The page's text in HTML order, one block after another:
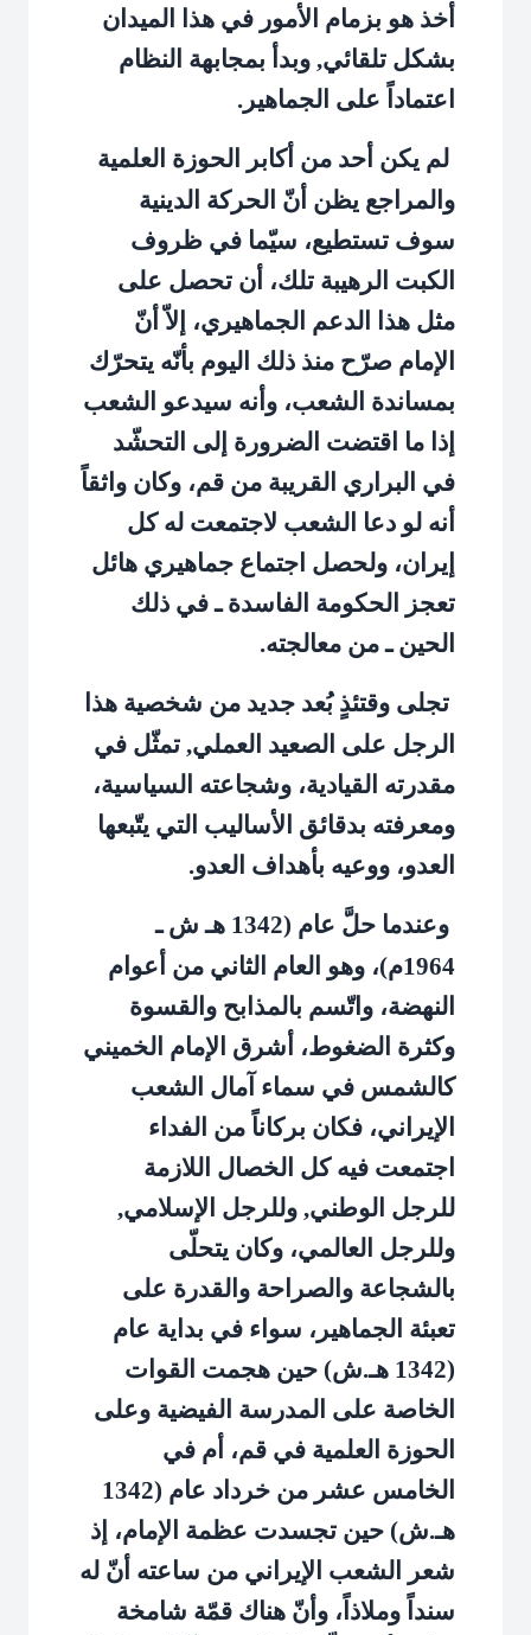
أخذ هو بزمام الأمور في هذا الميدان
بشكل تلقائي, وبدأ بمجابهة النظام
اعتماداً على الجماهير.
لم يكن أحد من أكابر الحوزة العلمية
والمراجع يظن أنّ الحركة الدينية
سوف تستطيع، سيّما في ظروف
الكبت الرهيبة تلك، أن تحصل على
مثل هذا الدعم الجماهيري، إلاّ أنّ
الإمام صرّح منذ ذلك اليوم بأنّه يتحرّك
بمساندة الشعب، وأنه سيدعو الشعب
إذا ما اقتضت الضرورة إلى التحشّد
في البراري القريبة من قم، وكان واثقاً
أنه لو دعا الشعب لاجتمعت له كل
إيران، ولحصل اجتماع جماهيري هائل
تعجز الحكومة الفاسدة ـ في ذلك
الحين ـ من معالجته.
تجلى وقتئذٍ بُعد جديد من شخصية هذا
الرجل على الصعيد العملي, تمثّل في
مقدرته القيادية، وشجاعته السياسية،
ومعرفته بدقائق الأساليب التي يتّبعها
العدو، ووعيه بأهداف العدو.
وعندما حلَّ عام (1342 هـ ش ـ
1964م)، وهو العام الثاني من أعوام
النهضة، واتّسم بالمذابح والقسوة
وكثرة الضغوط، أشرق الإمام الخميني
كالشمس في سماء آمال الشعب
الإيراني، فكان بركاناً من الفداء
اجتمعت فيه كل الخصال اللازمة
للرجل الوطني, وللرجل الإسلامي,
وللرجل العالمي، وكان يتحلّى
بالشجاعة والصراحة والقدرة على
تعبئة الجماهير، سواء في بداية عام
(1342 هـ.ش) حين هجمت القوات
الخاصة على المدرسة الفيضية وعلى
الحوزة العلمية في قم، أم في
الخامس عشر من خرداد عام (1342
هـ.ش) حين تجسدت عظمة الإمام، إذ
شعر الشعب الإيراني من ساعته أنّ له
سنداً وملاذاً، وأنّ هناك قمّة شامخة